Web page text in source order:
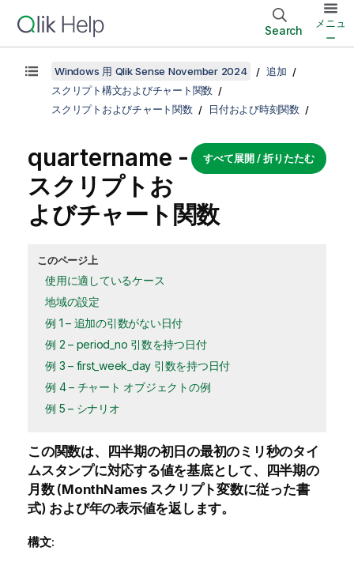
Search
メニュ
ー
Windows 用 Qlik Sense November 2024
追加
スクリプト構文およびチャート関数
スクリプトおよびチャート関数
日付および時刻関数
すべて展開 / 折りたたむ
quartername -
スクリプトお
よびチャート関数
このページ上
使用に適しているケース
地域の設定
例 1 – 追加の引数がない日付
例 2 – period_no 引数を持つ日付
例 3 – first_week_day 引数を持つ日付
例 4 – チャート オブジェクトの例
例 5 – シナリオ
この関数は、四半期の初日の最初のミリ秒のタイ
ムスタンプに対応する値を基底として、四半期の
月数 (MonthNames スクリプト変数に従った書
式) および年の表示値を返します。
構文: